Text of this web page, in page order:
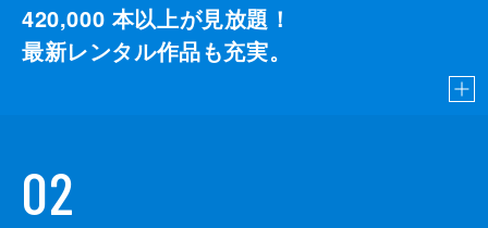
420,000 本以上が見放題！
最新レンタル作品も充実。
02